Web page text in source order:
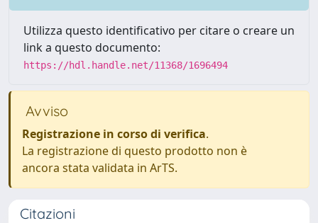
Utilizza questo identificativo per citare o creare un
link a questo documento:
https://hdl.handle.net/11368/1696494
Avviso
Registrazione in corso di verifica.
La registrazione di questo prodotto non è
ancora stata validata in ArTS.
Citazioni